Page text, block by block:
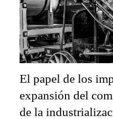
El papel de los
expansión del
de la